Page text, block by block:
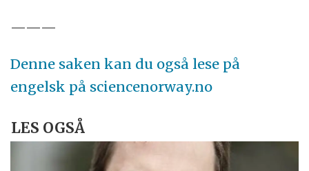
———
Denne saken kan du også lese på
engelsk på sciencenorway.no
LES OGSÅ